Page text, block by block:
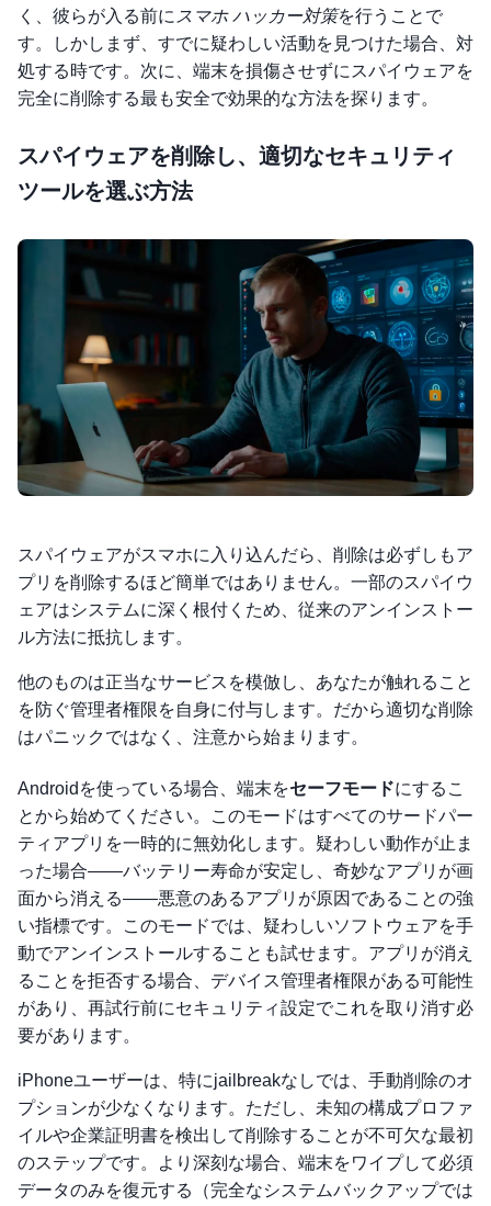
く、彼らが入る前にスマホ ハッカー対策を行うことで
す。しかしまず、すでに疑わしい活動を見つけた場合、対
処する時です。次に、端末を損傷させずにスパイウェアを
完全に削除する最も安全で効果的な方法を探ります。
スパイウェアを削除し、適切なセキュリティ
ツールを選ぶ方法
スパイウェアがスマホに入り込んだら、削除は必ずしもア
プリを削除するほど簡単ではありません。一部のスパイウ
ェアはシステムに深く根付くため、従来のアンインストー
ル方法に抵抗します。
他のものは正当なサービスを模倣し、あなたが触れること
を防ぐ管理者権限を自身に付与します。だから適切な削除
はパニックではなく、注意から始まります。
Androidを使っている場合、端末をセーフモードにするこ
とから始めてください。このモードはすべてのサードパー
ティアプリを一時的に無効化します。疑わしい動作が止ま
った場合——バッテリー寿命が安定し、奇妙なアプリが画
面から消える——悪意のあるアプリが原因であることの強
い指標です。このモードでは、疑わしいソフトウェアを手
動でアンインストールすることも試せます。アプリが消え
ることを拒否する場合、デバイス管理者権限がある可能性
があり、再試行前にセキュリティ設定でこれを取り消す必
要があります。
iPhoneユーザーは、特にjailbreakなしでは、手動削除のオ
プションが少なくなります。ただし、未知の構成プロファ
イルや企業証明書を検出して削除することが不可欠な最初
のステップです。より深刻な場合、端末をワイプして必須
データのみを復元する（完全なシステムバックアップでは